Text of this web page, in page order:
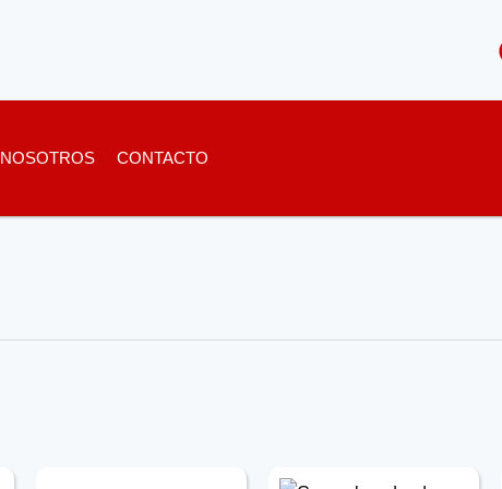
NOSOTROS CONTACTO